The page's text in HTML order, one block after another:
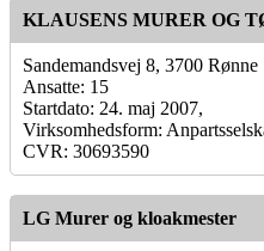
KLAUSENS MURER OG
Sandemandsvej 8, 3700 Rønne
Ansatte: 15
Startdato: 24. maj 2007,
Virksomhedsform:
CVR: 30693590
LG Murer og kloakmester